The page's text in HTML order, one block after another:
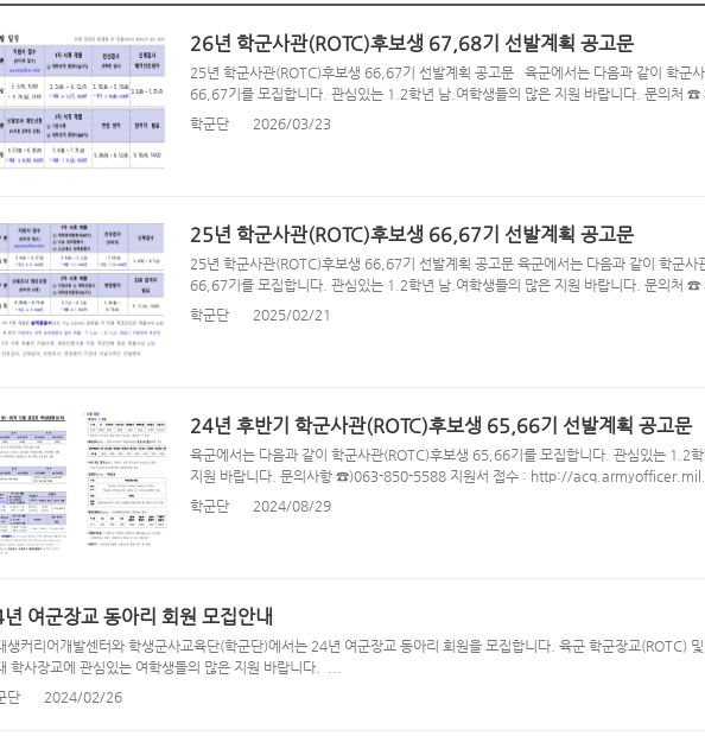
26년 학군사관(ROTC)후보생 67,68기 선발계획 공고문
25년 학군사관(ROTC)후보생 66,67기 선발계획 공고문 육군에서는 다음과 같이 학군
66,67기를 모집합니다. 관심있는 1.2학년 남.여학생들의 많은 지원 바랍니다. 문의처
학군단
2026/03/23
25년 학군사관(ROTC)후보생 66,67기 선발계획 공고문
25년 학군사관(ROTC)후보생 66,67기 선발계획 공고문 육군에서는 다음과 같이 학군사
66,67기를 모집합니다. 관심있는 1.2학년 남.여학생들의 많은 지원 바랍니다. 문의처
학군단
2025/02/21
24년 후반기 학군사관(ROTC)후보생 65,66기 선발계획 공고문
육군에서는 다음과 같이 학군사관(ROTC)후보생 65,66기를 모집합니다. 관심있는 1.2
지원 바랍니다. 문의사항 ☎)063-850-5588 지원서 접수 : http://
학군단
2024/08/29
여군장교 동아리 회원 모집안내
생커리어개발센터와 학생군사교육단(학군단)에서는 24년 여군장교 동아리 회원을 모집합니다. 육군 학군장교(ROTC)
학사장교에 관심있는 여학생들의 많은 지원 바랍니다. ...
단
2024/02/26